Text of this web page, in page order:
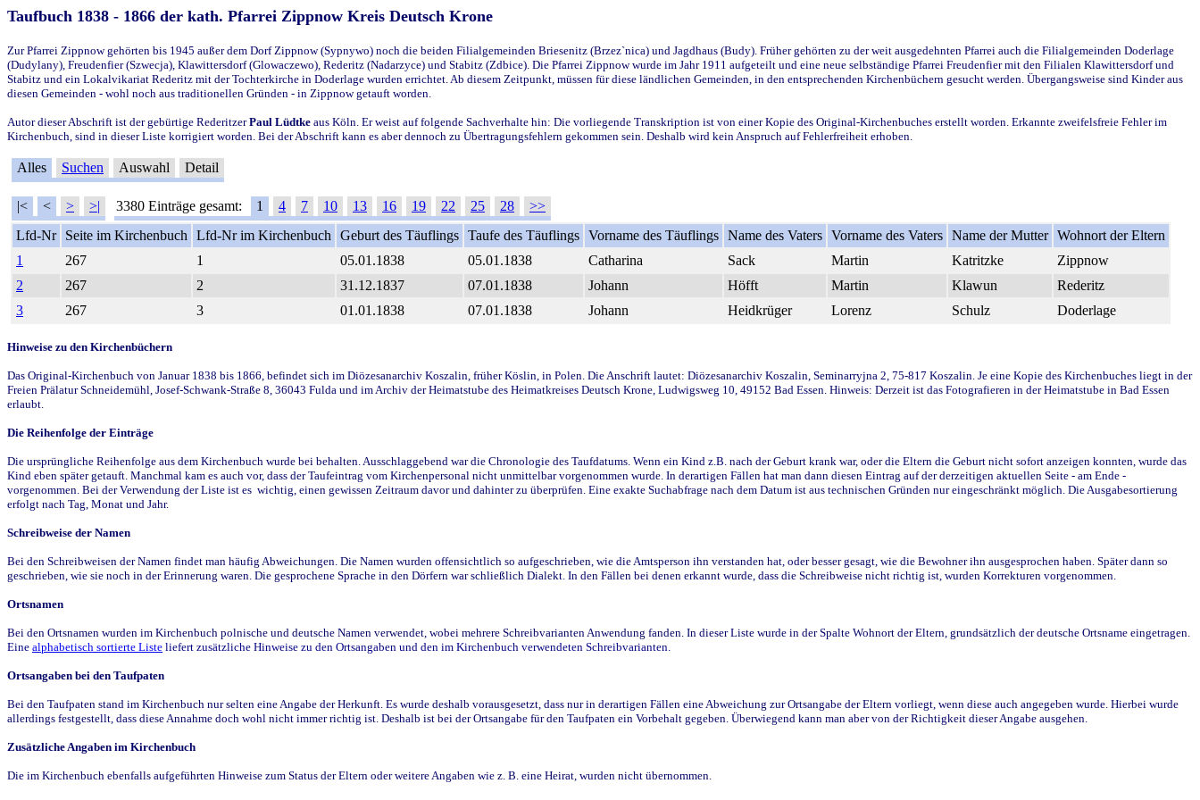
Taufbuch 1838 - 1866 der kath. Pfarrei Zippnow Kreis Deutsch Krone
Zur Pfarrei Zippnow gehörten bis 1945 außer dem Dorf Zippnow (Sypnywo) noch die beiden Filialgemeinden Briesenitz (Brzez`nica) und Jagdhaus (Budy). Früher gehörten zu der weit ausgedehnten Pfarrei auch die Filialgemeinden Doderlage
(Dudylany), Freudenfier (Szwecja), Klawittersdorf (Glowaczewo), Rederitz (Nadarzyce) und Stabitz (Zdbice). Die Pfarrei Zippnow wurde im Jahr 1911 aufgeteilt und eine neue selbständige Pfarrei Freudenfier mit den Filialen Klawittersdorf und
Stabitz und ein Lokalvikariat Rederitz mit der Tochterkirche in Doderlage wurden errichtet. Ab diesem Zeitpunkt, müssen für diese ländlichen Gemeinden, in den entsprechenden Kirchenbüchern gesucht werden. Übergangsweise sind Kinder aus
diesen Gemeinden - wohl noch aus traditionellen Gründen - in Zippnow getauft worden.
Autor dieser Abschrift ist der gebürtige RederitzerPaul Lüdtke aus Köln. Er weist auf folgende Sachverhalte hin: Die vorliegende Transkription ist von einer Kopie des Original-Kirchenbuches erstellt worden. Erkannte zweifelsfreie Fehler im
Kirchenbuch, sind in dieser Liste korrigiert worden. Bei der Abschrift kann es aber dennoch zu Übertragungsfehlern gekommen sein. Deshalb wird kein Anspruch auf Fehlerfreiheit erhoben.
Alles Suchen Auswahl Detail
|< < > >| 3380 Einträge gesamt: 1 4 7 10 13 16 19 22 25 28
>>
Lfd-Nr
Seite im Kirchenbuch Lfd-Nr im Kirchenbuch Geburt des Täuflings Taufe des Täuflings Vorname des Täuflings Name des Vaters Vorname des Vaters Name der Mutter Wohnort der Eltern
1
267 1 05.01.1838 05.01.1838 Catharina Sack Martin Katritzke
Zippnow
2
267 2 31.12.1837 07.01.1838 Johann Höfft Martin Klawun
Rederitz
3
267 3 01.01.1838 07.01.1838 Johann Heidkrüger Lorenz Schulz Doderlage
Hinweise zu den Kirchenbüchern
Das Original-Kirchenbuch von Januar 1838 bis 1866, befindet sich im Diözesanarchiv Koszalin, früher Köslin, in Polen. Die Anschrift lautet: Diözesanarchiv Koszalin, Seminarryjna 2, 75-817 Koszalin. Je eine Kopie des Kirchenbuches liegt in der
Freien Prälatur Schneidemühl, Josef-Schwank-Straße 8, 36043 Fulda und im Archiv der Heimatstube des Heimatkreises Deutsch Krone, Ludwigsweg 10, 49152 Bad Essen. Hinweis: Derzeit ist das Fotografieren in der Heimatstube in Bad Essen
erlaubt.
Die Reihenfolge der Einträge
Die ursprüngliche Reihenfolge aus dem Kirchenbuch wurde bei behalten. Ausschlaggebend war die Chronologie des Taufdatums. Wenn ein Kind z.B. nach der Geburt krank war, oder die Eltern die Geburt nicht sofort anzeigen konnten, wurde das
Kind eben später getauft. Manchmal kam es auch vor, dass der Taufeintrag vom Kirchenpersonal nicht unmittelbar vorgenommen wurde. In derartigen Fällen hat man dann diesen Eintrag auf der derzeitigen aktuellen Seite - am Ende -
vorgenommen. Bei der Verwendung der Liste ist es wichtig, einen gewissen Zeitraum davor und dahinter zu überprüfen. Eine exakte Suchabfrage nach dem Datum ist aus technischen Gründen nur eingeschränkt möglich. Die Ausgabesortierung
erfolgt nach Tag, Monat und Jahr.
Schreibweise der Namen
Bei den Schreibweisen der Namen findet man häufig Abweichungen. Die Namen wurden offensichtlich so aufgeschrieben, wie die Amtsperson ihn verstanden hat, oder besser gesagt, wie die Bewohner ihn ausgesprochen haben. Später dann so
geschrieben, wie sie noch in der Erinnerung waren. Die gesprochene Sprache in den Dörfern war schließlich Dialekt. In den Fällen bei denen erkannt wurde, dass die Schreibweise nicht richtig ist, wurden Korrekturen vorgenommen.
Ortsnamen
Bei den Ortsnamen wurden im Kirchenbuch polnische und deutsche Namen verwendet, wobei mehrere Schreibvarianten Anwendung fanden. In dieser Liste wurde in der Spalte Wohnort der Eltern, grundsätzlich der deutsche Ortsname eingetragen.
Eine alphabetisch sortierte Liste liefert zusätzliche Hinweise zu den Ortsangaben und den im Kirchenbuch verwendeten Schreibvarianten.
Ortsangaben bei den Taufpaten
Bei den Taufpaten stand im Kirchenbuch nur selten eine Angabe der Herkunft. Es wurde deshalb vorausgesetzt, dass nur in derartigen Fällen eine Abweichung zur Ortsangabe der Eltern vorliegt, wenn diese auch angegeben wurde. Hierbei wurde
allerdings festgestellt, dass diese Annahme doch wohl nicht immer richtig ist. Deshalb ist bei der Ortsangabe für den Taufpaten ein Vorbehalt gegeben. Überwiegend kann man aber von der Richtigkeit dieser Angabe ausgehen.
Zusätzliche Angaben im Kirchenbuch
Die im Kirchenbuch ebenfalls aufgeführten Hinweise zum Status der Eltern oder weitere Angaben wie z. B. eine Heirat, wurden nicht übernommen.